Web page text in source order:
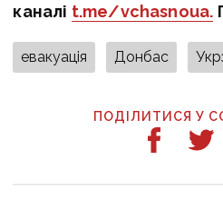
каналі t.me/vchasnoua.
евакуація Донбас
ПОДІЛИТИСЯ У